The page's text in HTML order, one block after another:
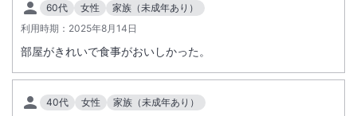
60代 女性
家族（未成年あり）
利用時期： 2025年8月14日
部屋がきれいで食事がおいしかった。
40代 女性
家族（未成年あり）